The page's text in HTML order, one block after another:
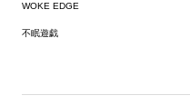
WOKE EDGE
不眠遊戯